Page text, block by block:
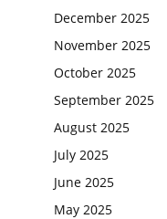
December 2025
November 2025
October 2025
September 2025
August 2025
July 2025
June 2025
May 2025